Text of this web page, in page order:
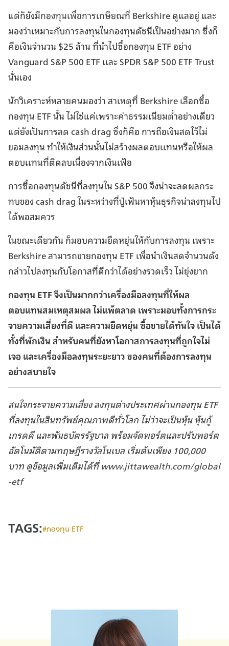
แต่ก็ยังมีกองทุนเพื่อการเกษียณที่ Berkshire ดูแลอยู่ และ
มองว่าเหมาะกับการลงทุนในกองทุนดัชนีเป็นอย่างมาก ซึ่งก็
คือเงินจำนวน $25 ล้าน ที่นำไปซื้อกองทุน ETF อย่าง
Vanguard S&P 500 ETF เเละ SPDR S&P 500 ETF Trust
นั่นเอง
นักวิเคราะห์หลายคนมองว่า สาเหตุที่ Berkshire เลือกซื้อ
กองทุน ETF นั้น ไม่ใช่แค่เพราะค่าธรรมเนียมต่ำอย่างเดียว
แต่ยังเป็นการลด cash drag ซึ่งก็คือ การถือเงินสดไว้ไม่
ยอมลงทุน ทำให้เงินส่วนนั้นไม่สร้างผลตอบเเทนหรือให้ผล
ตอบเเทนที่ติดลบเนื่องจากเงินเฟ้อ
การซื้อกองทุนดัชนีที่ลงทุนใน S&P 500 จึงน่าจะลดผลกระ
ทบของ cash drag ในระหว่างที่ปู่เฟ้นหาหุ้นธุรกิจน่าลงทุนไป
ได้พอสมควร
ในขณะเดียวกัน ก็มอบความยืดหยุ่นให้กับการลงทุน เพราะ
Berkshire สามารถขายกองทุน ETF เพื่อนำเงินสดจำนวนดัง
กล่าวไปลงทุนกับโอกาสที่ดีกว่าได้อย่างรวดเร็ว ไม่ยุ่งยาก
กองทุน ETF จึงเป็นมากกว่าเครื่องมือลงทุนที่ให้ผล
ตอบแทนสมเหตุสมผล ไม่แพ้ตลาด เพราะมอบทั้งการกระ
จายความเสี่ยงที่ดี และความยืดหยุ่น ซื้อขายได้ทันใจ เป็นได้
ทั้งที่พักเงิน สำหรับคนที่ยังหาโอกาสการลงทุนที่ถูกใจไม่
เจอ และเครื่องมือลงทุนระยะยาว ของคนที่ต้องการลงทุน
อย่างสบายใจ
สนใจกระจายความเสี่ยง ลงทุนต่างประเทศผ่านกองทุน ETF
ที่ลงทุนในสินทรัพย์คุณภาพดีทั่วโลก ไม่ว่าจะเป็นหุ้น หุ้นกู้
เกรดดี และพันธบัตรรัฐบาล พร้อมจัดพอร์ตและปรับพอร์ต
อัตโนมัติตามทฤษฎีรางวัลโนเบล เริ่มต้นเพียง 100,000
บาท ดูข้อมูลเพิ่มเติมได้ที่www.jittawealth.com/global
-etf
TAGS: กองทุน ETF